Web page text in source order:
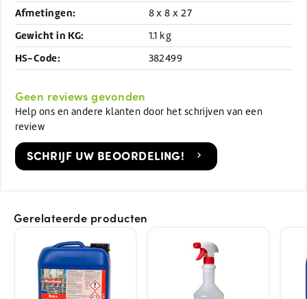
Afmetingen: 8 x 8 x 27
Gewicht in KG: 1.1 kg
HS-Code: 382499
Geen reviews gevonden
Help ons en andere klanten door het schrijven van een
review
SCHRIJF UW BEOORDELING!
Gerelateerde producten